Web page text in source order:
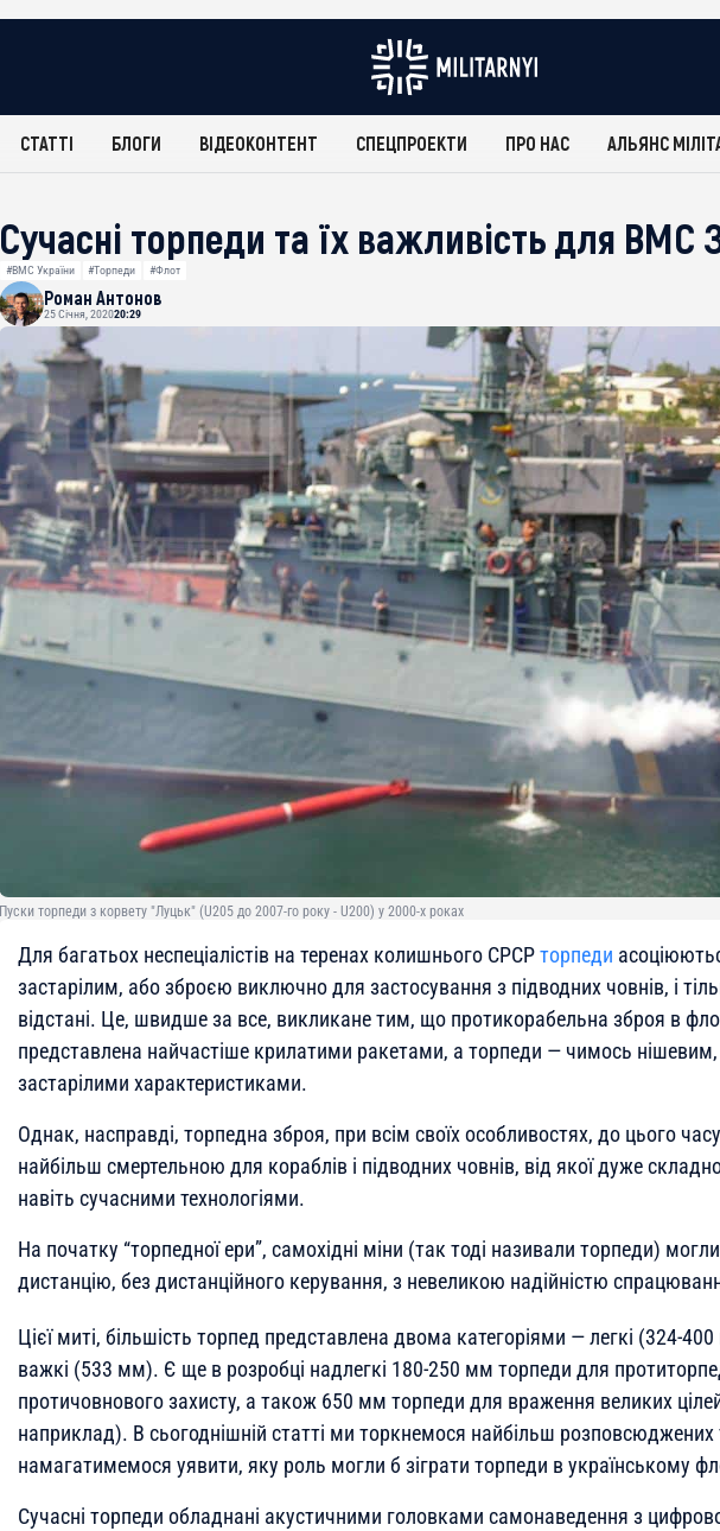
СТАТТІ БЛОГИ ВІДЕОКОНТЕНТ СПЕЦПРОЕКТИ ПРО НАС АЛЬЯНС
Сучасні торпеди та їх важливість для ВМС
#ВМС України #Торпеди #Флот
Роман Антонов
25 Січня, 202020:29
Пуски торпеди з корвету "Луцьк" (U205 до 2007-го року - U200) у 2000-х роках
Для багатьох неспеціалістів на теренах колишнього СРСРторпеди
застарілим, або зброєю виключно для застосування з підводних човнів, і
відстані. Це, швидше за все, викликане тим, що протикорабельна зброя в
представлена найчастіше крилатими ракетами, а торпеди — чимось нішевим,
застарілими характеристиками.
Однак, насправді, торпедна зброя, при всім своїх особливостях, до цього
найбільш смертельною для кораблів і підводних човнів, від якої дуже
навіть сучасними технологіями.
На початку “торпедної ери”, самохідні міни (так тоді називали торпеди)
дистанцію, без дистанційного керування, з невеликою надійністю
Цієї миті, більшість торпед представлена двома категоріями — легкі (324-
важкі (533 мм). Є ще в розробці надлегкі 180-250 мм торпеди для
протичовнового захисту, а також 650 мм торпеди для враження великих цілей
наприклад). В сьогоднішній статті ми торкнемося найбільш розповсюджених
намагатимемося уявити, яку роль могли б зіграти торпеди в українському
Сучасні торпеди обладнані акустичними головками самонаведення з